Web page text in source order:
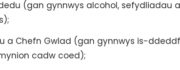
(gan gynnwys alcohol, sefydliadau
a Chefn Gwlad (gan gynnwys is-
cadw coed);